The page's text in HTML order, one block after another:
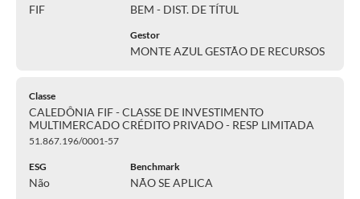
FIF BEM - DIST. DE TÍTUL
Gestor
MONTE AZUL GESTÃO DE RECURSOS
Classe
CALEDÔNIA FIF - CLASSE DE INVESTIMENTO
MULTIMERCADO CRÉDITO PRIVADO - RESP LIMITADA
51.867.196/0001-57
ESG
Não
Benchmark
NÃO SE APLICA